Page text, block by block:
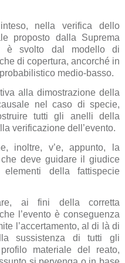
nella verifica dello
proposto dalla Suprema
è svolto dal modello di
di copertura, ancorché in
medio-basso.
alla dimostrazione della
nel caso di specie,
tutti gli anelli della
verificazione dell’evento.
inoltre, v’e, appunto, la
deve guidare il giudice
della fattispecie
ai fini della corretta
l’evento è conseguenza
l’accertamento, al di là di
sussistenza di tutti gli
materiale del reato,